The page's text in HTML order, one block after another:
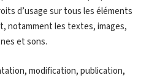
d’usage sur tous les éléments
notamment les textes, images,
et sons.
modification, publication,